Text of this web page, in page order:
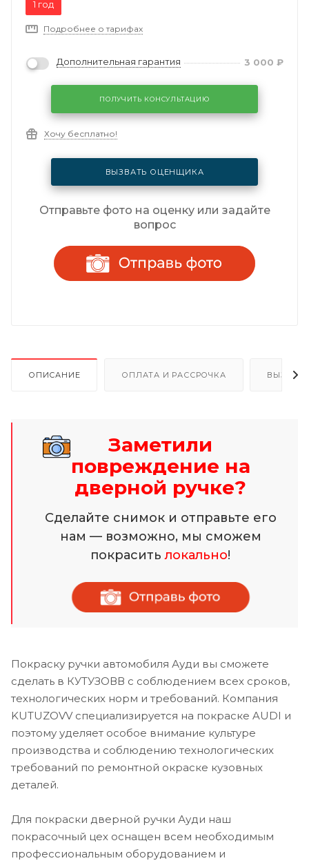
1 год
Подробнее о тарифах
Дополнительная гарантия 3 000 ₽
ПОЛУЧИТЬ КОНСУЛЬТАЦИЮ
Хочу бесплатно!
ВЫЗВАТЬ ОЦЕНЩИКА
Отправьте фото на оценку или задайте
вопрос
ОПИСАНИЕ ОПЛАТА И РАССРОЧКА ВЫЗОВ
Заметили
повреждение на
дверной ручке?
Сделайте снимок и отправьте его
нам — возможно, мы сможем
покраситьлокально!
Покраску ручки автомобиля Ауди вы сможете
сделать в КУТУЗОВВ с соблюдением всех сроков,
технологических норм и требований. Компания
KUTUZOVV специализируется на покраске AUDI и
поэтому уделяет особое внимание культуре
производства и соблюдению технологических
требований по ремонтной окраске кузовных
деталей.
Для покраски дверной ручки Ауди наш
покрасочный цех оснащен всем необходимым
профессиональным оборудованием и